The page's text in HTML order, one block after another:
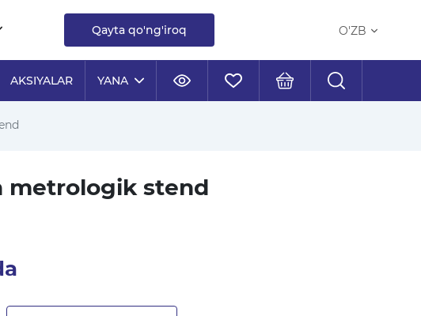
Qayta qo'ng'iroq O'ZB
AKSIYALAR YANA
metrologik stend